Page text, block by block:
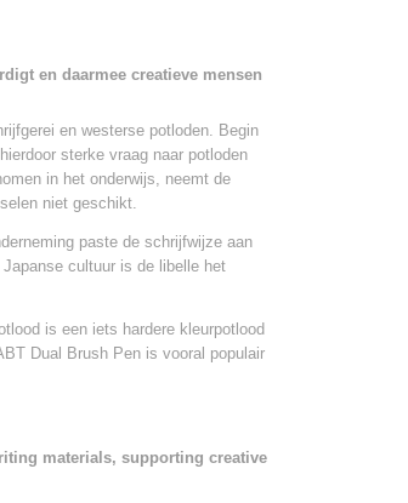
en daarmee creatieve mensen
en westerse potloden. Begin
sterke vraag naar potloden
in het onderwijs, neemt de
niet geschikt.
paste de schrijfwijze aan
cultuur is de libelle het
is een iets hardere kleurpotlood
Dual Brush Pen is vooral populair
materials, supporting creative